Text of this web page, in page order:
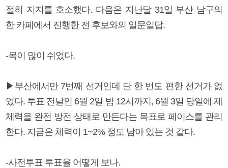
절히 지지를 호소했다. 다음은 지난달 31일 부산 남구의
한 카페에서 진행한 전 후보와의 일문일답.
-목이 많이 쉬었다.
▶부산에서만 7번째 선거인데 단 한 번도 편한 선거가 없
었다. 투표 전날인 6월 2일 밤 12시까지, 6월 3일 당일에 제
체력을 완전 방전 상태로 만든다는 목표로 페이스를 관리
한다. 지금은 체력이 1~2% 정도 남아 있는 것 같다.
-사전투표 투표율 어떻게 보나.